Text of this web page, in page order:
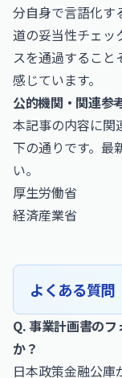
分自身で言語化す
道の妥当性チェッ
スを通過すること
感じています。
公的機関・関連参
本記事の内容に関
下の通りです。最
い。
厚生労働省
経済産業省
よくある質問
Q. 事業計画書の
か？
日本政策金融公庫